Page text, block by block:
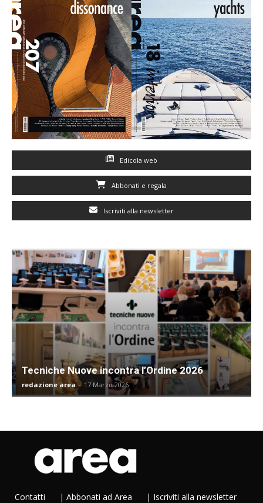
Edicola web
Abbonati e regala
Iscriviti alla newsletter
Tecniche Nuove incontra l’Ordine 2026
redazione area - 17 Marzo 2026
Contatti | Abbonati ad Area | Iscriviti alla newsletter